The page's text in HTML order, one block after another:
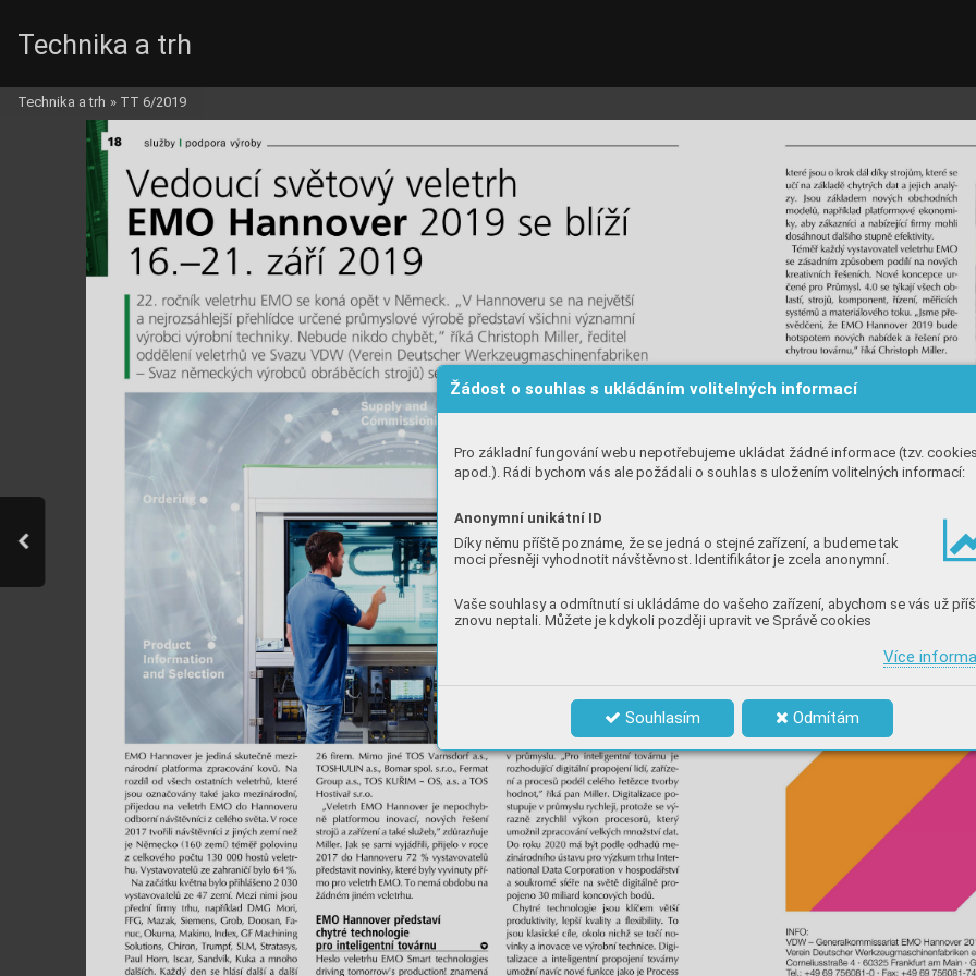
Žádost o souhlas s ukládáním volitelných informací
Pro základní fungování webu nepotřebujeme ukládat žádné informace (tzv.
apod.). Rádi bychom vás ale požádali o souhlas s uložením volitelných informací:
Anonymní unikátní ID
Díky němu příště poznáme, že se jedná o stejné zařízení, a budeme tak
moci přesněji vyhodnotit návštěvnost. Identifikátor je zcela anonymní.
Vaše souhlasy a odmítnutí si ukládáme do vašeho zařízení, abychom se vás už
znovu neptali. Můžete je kdykoli později upravit ve Správě cookies
Více
Souhlasím Odmítám
Technika a trh
Technika a trh » TT 6/2019